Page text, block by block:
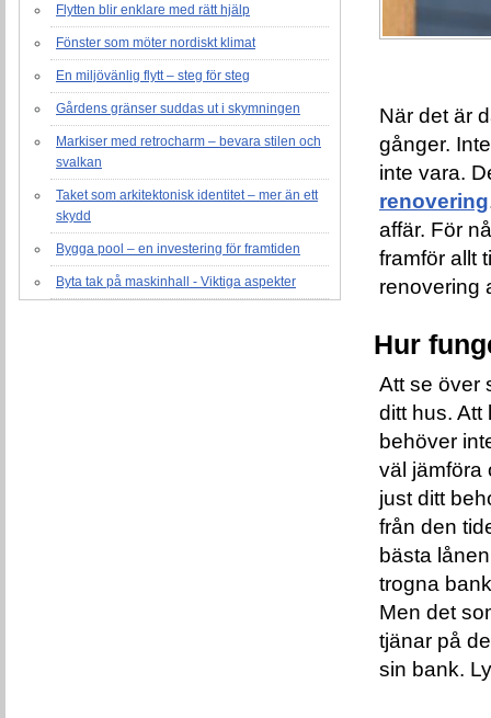
Flytten blir enklare med rätt hjälp
Fönster som möter nordiskt klimat
En miljövänlig flytt – steg för steg
Gårdens gränser suddas ut i skymningen
Markiser med retrocharm – bevara stilen och
svalkan
Taket som arkitektonisk identitet – mer än ett
skydd
Bygga pool – en investering för framtiden
Byta tak på maskinhall - Viktiga aspekter
När det är
gånger.
inte vara.
renovering
affär. För
framför allt
renovering
Hur
Att se över
ditt hus. Att
behöver
väl jämföra
just ditt
från den
bästa
trogna
Men det
tjänar på
sin bank.